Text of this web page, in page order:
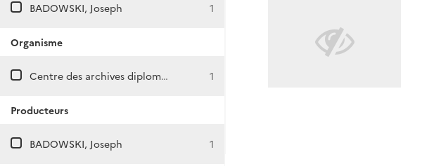
BADOWSKI, Joseph 1
Organisme
Centre des archives diplomatiques de La Courneuve 1
Producteurs
BADOWSKI, Joseph 1